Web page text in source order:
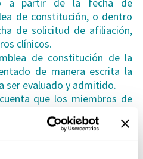
de constitución, o dentro
de solicitud de afiliación,
clínicos.
de constitución de la
de manera escrita la
ser evaluado y admitido.
que los miembros de
deben observar las
impedimentos e